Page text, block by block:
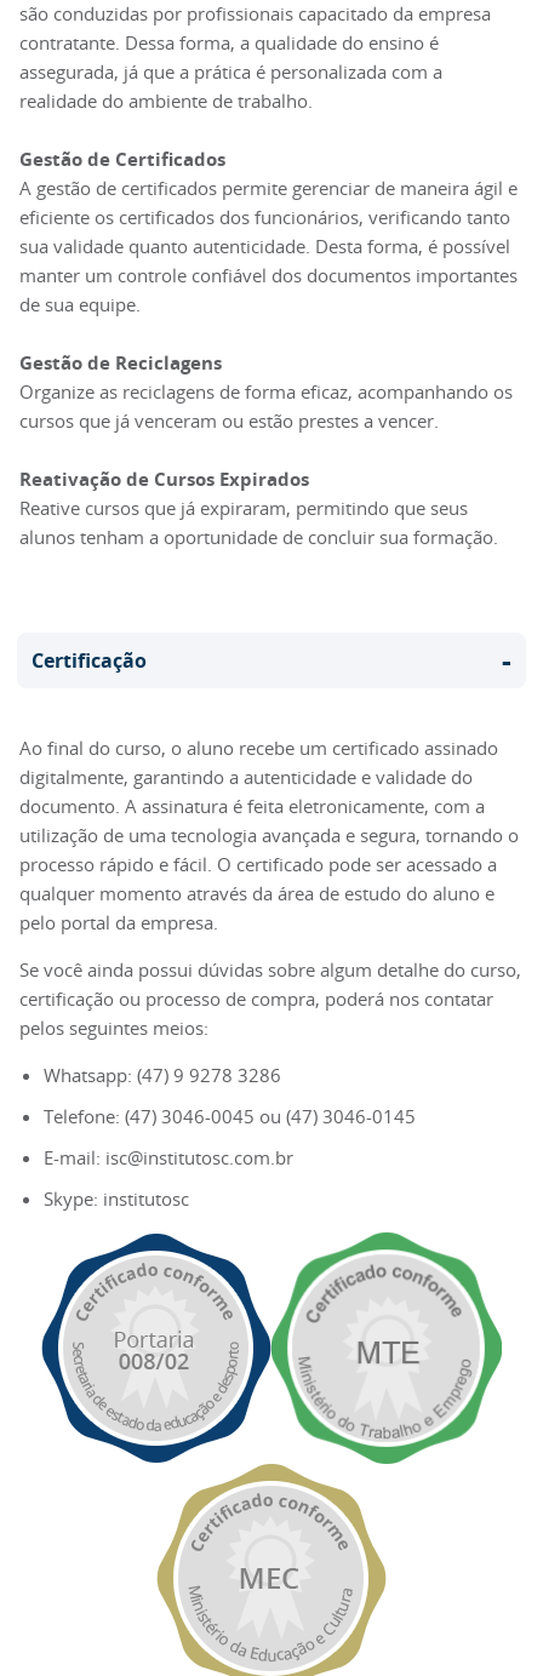
são conduzidas por profissionais capacitado da empresa
contratante. Dessa forma, a qualidade do ensino é
assegurada, já que a prática é personalizada com a
realidade do ambiente de trabalho.
Gestão de Certificados
A gestão de certificados permite gerenciar de maneira ágil e
eficiente os certificados dos funcionários, verificando tanto
sua validade quanto autenticidade. Desta forma, é possível
manter um controle confiável dos documentos importantes
de sua equipe.
Gestão de Reciclagens
Organize as reciclagens de forma eficaz, acompanhando os
cursos que já venceram ou estão prestes a vencer.
Reativação de Cursos Expirados
Reative cursos que já expiraram, permitindo que seus
alunos tenham a oportunidade de concluir sua formação.
Certificação -
Ao final do curso, o aluno recebe um certificado assinado
digitalmente, garantindo a autenticidade e validade do
documento. A assinatura é feita eletronicamente, com a
utilização de uma tecnologia avançada e segura, tornando o
processo rápido e fácil. O certificado pode ser acessado a
qualquer momento através da área de estudo do aluno e
pelo portal da empresa.
Se você ainda possui dúvidas sobre algum detalhe do curso,
certificação ou processo de compra, poderá nos contatar
pelos seguintes meios:
Whatsapp: (47) 9 9278 3286
Telefone: (47) 3046-0045 ou (47) 3046-0145
E-mail: isc@institutosc.com.br
Skype: institutosc